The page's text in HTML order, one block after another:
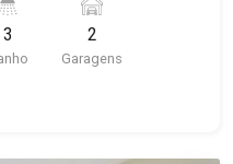
localização,
João Fiusa.
3 2
Garagens